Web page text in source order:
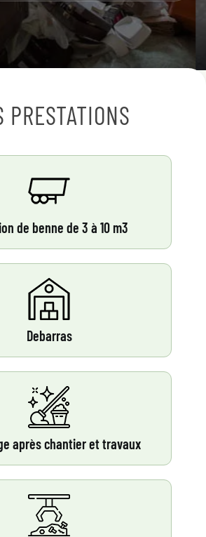
PRESTATIONS
de benne de 3 à 10 m3
Debarras
après chantier et travaux